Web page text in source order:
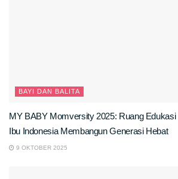
BAYI DAN BALITA
MY BABY Momversity 2025: Ruang Edukasi
Ibu Indonesia Membangun Generasi Hebat
9 OKTOBER 2025